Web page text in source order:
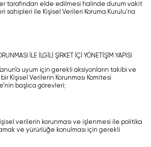
tarafından elde edilmesi halinde durum vakit
sahipleri ile Kişisel Verileri Koruma Kurulu’na
İLE İLGİLİ ŞİRKET İÇİ YÖNETİŞİM YAPISI
uyum için gerekli aksiyonların takibi ve
Kişisel Verilerin Korunması Komitesi
başlıca görevleri;
verilerin korunması ve işlenmesi ile politika
ve yürürlüğe konulması için gerekli